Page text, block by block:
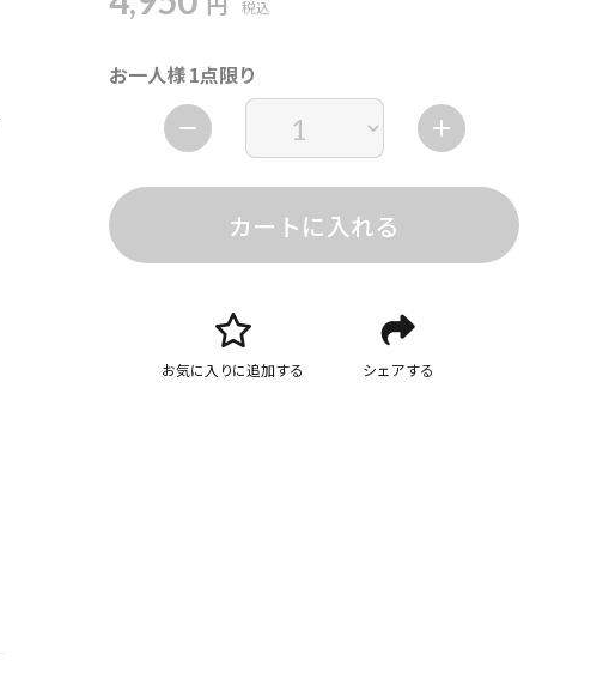
税込
お一人様 1点限り
カートに入れる
お気に入りに追加する シェアする